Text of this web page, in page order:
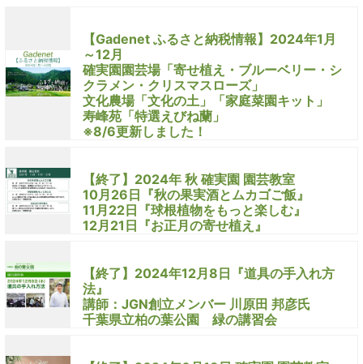
【Gadenet ふるさと納税情報】2024年1月
～12月
確実園園芸場「寄せ植え・ブルーベリー・シ
クラメン・クリスマスローズ」
文化農場「文化の土」「家庭菜園キット」
寿峰苑「特選えびね蘭」
※8/6更新しました！
【終了】2024年 秋 確実園 園芸教室
10月26日『秋の果実酒とムカゴご飯』
11月22日『球根植物をもっと楽しむ』
12月21日『お正月の寄せ植え』
【終了】2024年12月8日『道具の手入れ方
法』
講師：JGN創立メンバー 川原田 邦彦氏
千葉県立柏の葉公園 緑の講習会